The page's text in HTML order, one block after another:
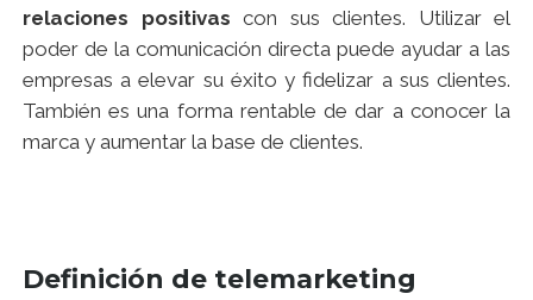
relaciones positivas con sus clientes. Utilizar el
poder de la comunicación directa puede ayudar a las
empresas a elevar su éxito y fidelizar a sus clientes.
También es una forma rentable de dar a conocer la
marca y aumentar la base de clientes.
Definición de telemarketing